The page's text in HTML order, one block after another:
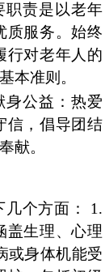
职责是以老年
质服务。始终
行对老年人的
本准则。
身公益：热爱
信，倡导团结
献。
几个方面： 1.
盖生理、心理
或身体机能受